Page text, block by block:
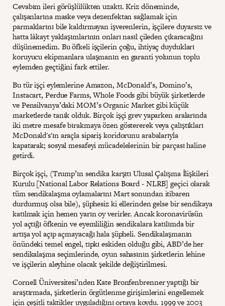
Cevabım ileri görüşlülükten uzaktı. Kriz döneminde,
çalışanlarına maske veya dezenfektan sağlamak için
parmaklarını bile kaldırmayan işverenlerin, işçilere duyarsız ve
hatta lâkayt yaklaşımlarının onları nasıl çileden çıkaracağını
düşünemedim. Bu öfkeli işçilerin çoğu, ihtiyaç duydukları
koruyucu ekipmanlara ulaşmanın en garanti yolunun toplu
eylemden geçtiğini fark ettiler.
Bu tür işçi eylemlerine Amazon, McDonald’s, Domino’s,
Instacart, Perdue Farms, Whole Foods gibi büyük şirketlerde
ve Pensilvanya’daki MOM’s Organic Market gibi küçük
marketlerde tanık olduk. Birçok işçi grev yaparken aralarında
iki metre mesafe bırakmaya özen göstererek veya çalıştıkları
McDonald's'ın araçla sipariş koridorunu arabalarıyla
kapatarak; sosyal mesafeyi mücadelelerinin bir parçası haline
getirdi.
Birçok işçi, (Trump’ın sendika karşıtı Ulusal Çalışma İlişkileri
Kurulu [National Labor Relations Board - NLRB] geçici olarak
tüm sendikalaşma oylamalarını Mart sonundan itibaren
durdurmuş olsa bile), şüphesiz ki ellerinden gelse bir sendikaya
katılmak için hemen yarın oy verirler. Ancak koronavirüsün
yol açtığı öfkenin ve eyemliliğin sendikalara katılımda bir
artışa yol açıp açmayacağı hala şüpheli. Sendikalaşmanın
önündeki temel engel, tıpkı eskiden olduğu gibi, ABD’de her
sendikalaşma seçimlerinde, oyun sahasının şirketlerin lehine
ve işçilerin aleyhine olacak şekilde değiştirilmesi.
Cornell Üniversitesi’nden Kate Bronfenbrenner yaptığı bir
araştırmada, şirketlerin örgütlenme girişimlerini engellemek
için çeşitli taktikler uyguladığını ortaya koydu. 1999 ve 2003